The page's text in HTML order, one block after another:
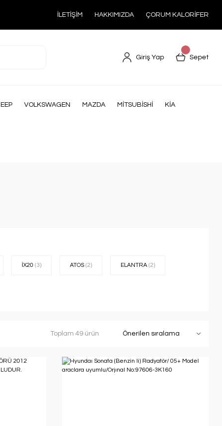
İLETİŞİM HAKKIMIZDA ÇORUM KALORİFER
Giriş Yap Sepet
VOLKSWAGEN MAZDA MİTSUBİSHİ KİA
İX20 (3) ATOS (2) ELANTRA (2)
Toplam 49 ürün